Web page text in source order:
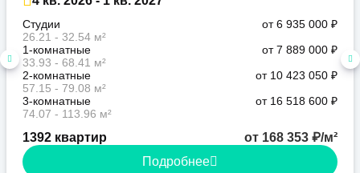
Студии
26.21 - 32.54 м²
от 6 935 000 ₽
1-комнатные
33.93 - 68.41 м²
от 7 889 000 ₽
2-комнатные
57.15 - 79.08 м²
от 10 423 050 ₽
3-комнатные
74.07 - 113.96 м²
от 16 518 600 ₽
1392 квартир
от 168 353 ₽/м²
Подробнее